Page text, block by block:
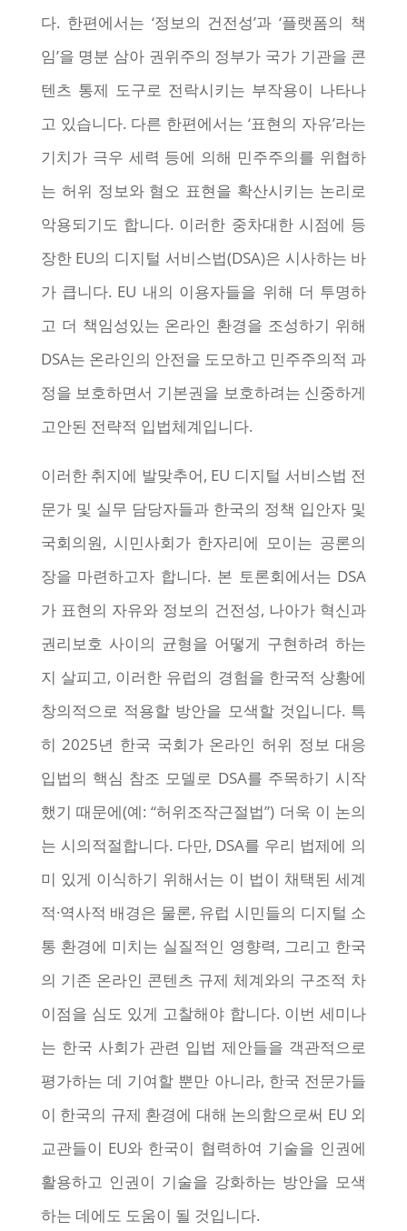
다. 한편에서는 ‘정보의 건전성’과 ‘플랫폼의 책
임’을 명분 삼아 권위주의 정부가 국가 기관을 콘
텐츠 통제 도구로 전락시키는 부작용이 나타나
고 있습니다. 다른 한편에서는 ‘표현의 자유’라는
기치가 극우 세력 등에 의해 민주주의를 위협하
는 허위 정보와 혐오 표현을 확산시키는 논리로
악용되기도 합니다. 이러한 중차대한 시점에 등
장한 EU의 디지털 서비스법(DSA)은 시사하는 바
가 큽니다. EU 내의 이용자들을 위해 더 투명하
고 더 책임성있는 온라인 환경을 조성하기 위해
DSA는 온라인의 안전을 도모하고 민주주의적 과
정을 보호하면서 기본권을 보호하려는 신중하게
고안된 전략적 입법체계입니다.
이러한 취지에 발맞추어, EU 디지털 서비스법 전
문가 및 실무 담당자들과 한국의 정책 입안자 및
국회의원, 시민사회가 한자리에 모이는 공론의
장을 마련하고자 합니다. 본 토론회에서는 DSA
가 표현의 자유와 정보의 건전성, 나아가 혁신과
권리보호 사이의 균형을 어떻게 구현하려 하는
지 살피고, 이러한 유럽의 경험을 한국적 상황에
창의적으로 적용할 방안을 모색할 것입니다. 특
히 2025년 한국 국회가 온라인 허위 정보 대응
입법의 핵심 참조 모델로 DSA를 주목하기 시작
했기 때문에(예: “허위조작근절법”) 더욱 이 논의
는 시의적절합니다. 다만, DSA를 우리 법제에 의
미 있게 이식하기 위해서는 이 법이 채택된 세계
적·역사적 배경은 물론, 유럽 시민들의 디지털 소
통 환경에 미치는 실질적인 영향력, 그리고 한국
의 기존 온라인 콘텐츠 규제 체계와의 구조적 차
이점을 심도 있게 고찰해야 합니다. 이번 세미나
는 한국 사회가 관련 입법 제안들을 객관적으로
평가하는 데 기여할 뿐만 아니라, 한국 전문가들
이 한국의 규제 환경에 대해 논의함으로써 EU 외
교관들이 EU와 한국이 협력하여 기술을 인권에
활용하고 인권이 기술을 강화하는 방안을 모색
하는 데에도 도움이 될 것입니다.